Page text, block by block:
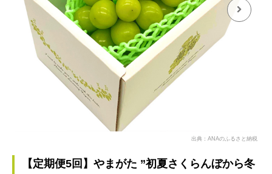
出典：ANAのふるさと納税
【定期便5回】やまがた ”初夏さくらんぼから冬